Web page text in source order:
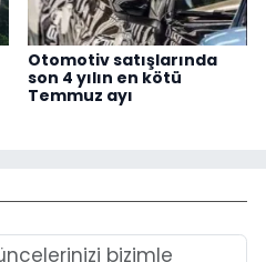
Otomotiv satışlarında
son 4 yılın en kötü
Temmuz ayı